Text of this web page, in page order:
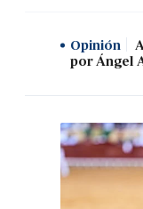
Opinión
por Ángel